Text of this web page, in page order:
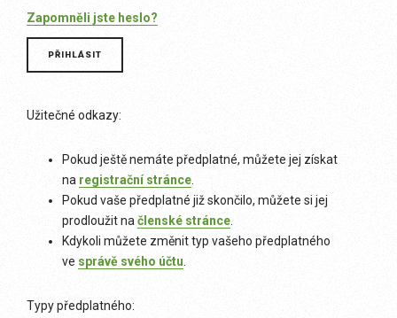
Zapomněli jste heslo?
Užitečné odkazy:
Pokud ještě nemáte předplatné, můžete jej získat
na registrační stránce
Pokud vaše předplatné již skončilo, můžete si jej
prodloužit na členské stránce
Kdykoli můžete změnit typ vašeho předplatného
ve správě svého účtu
Typy předplatného: